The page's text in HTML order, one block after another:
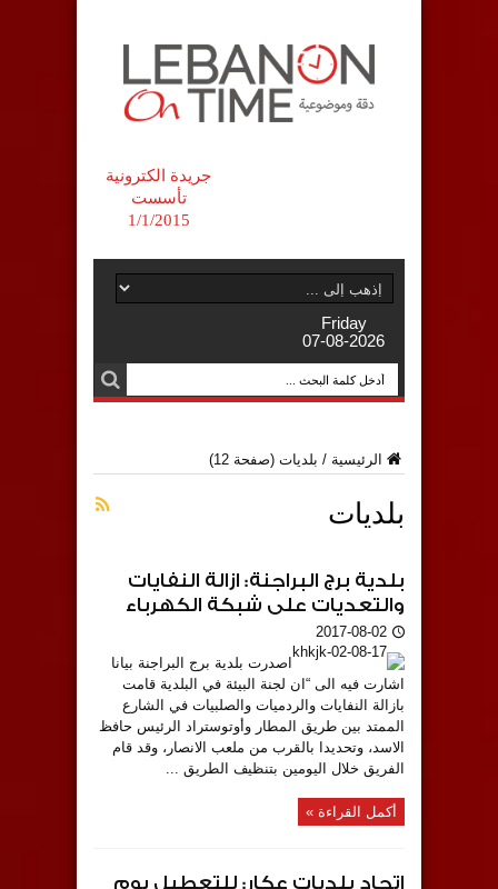
جريدة الكترونية
تأسست
1/1/2015
Friday
07-08-2026
الرئيسية / بلديات (صفحة 12)
بلديات
بلدية برج البراجنة: ازالة النفايات
والتعديات على شبكة الكهرباء
2017-08-02
اصدرت بلدية برج البراجنة بيانا
اشارت فيه الى “ان لجنة البيئة في البلدية قامت
بازالة النفايات والردميات والصلبيات في الشارع
الممتد بين طريق المطار وأوتوستراد الرئيس حافظ
الاسد، وتحديدا بالقرب من ملعب الانصار، وقد قام
الفريق خلال اليومين بتنظيف الطريق ...
أكمل القراءة »
اتحاد بلديات عكار: للتعطيل يوم